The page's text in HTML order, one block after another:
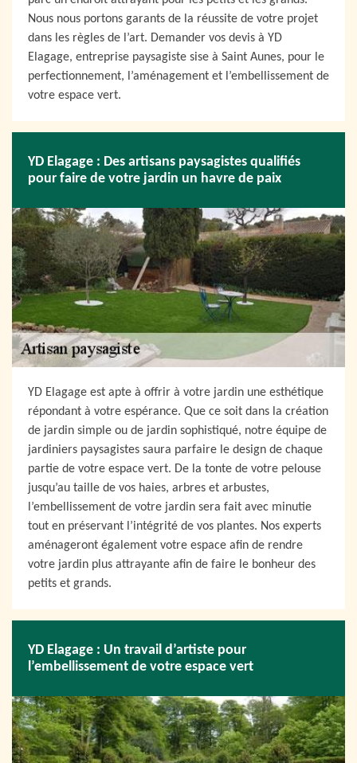
Nous nous portons garants de la réussite de votre projet
dans les règles de l’art. Demander vos devis à YD
Elagage, entreprise paysagiste sise à Saint Aunes, pour le
perfectionnement, l’aménagement et l’embellissement de
votre espace vert.
YD Elagage : Des artisans paysagistes qualifiés
pour faire de votre jardin un havre de paix
YD Elagage est apte à offrir à votre jardin une esthétique
répondant à votre espérance. Que ce soit dans la création
de jardin simple ou de jardin sophistiqué, notre équipe de
jardiniers paysagistes saura parfaire le design de chaque
partie de votre espace vert. De la tonte de votre pelouse
jusqu’au taille de vos haies, arbres et arbustes,
l’embellissement de votre jardin sera fait avec minutie
tout en préservant l’intégrité de vos plantes. Nos experts
aménageront également votre espace afin de rendre
votre jardin plus attrayante afin de faire le bonheur des
petits et grands.
YD Elagage : Un travail d’artiste pour
l’embellissement de votre espace vert